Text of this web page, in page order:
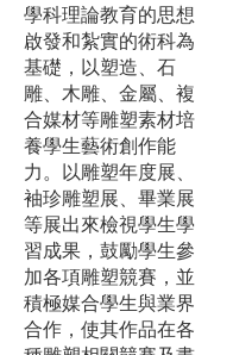
學科理論教育的思想
啟發和紮實的術科為
基礎，以塑造、石
雕、木雕、金屬、複
合媒材等雕塑素材培
養學生藝術創作能
力。以雕塑年度展、
袖珍雕塑展、畢業展
等展出來檢視學生學
習成果，鼓勵學生參
加各項雕塑競賽，並
積極媒合學生與業界
合作，使其作品在各